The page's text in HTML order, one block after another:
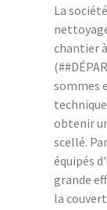
La
chantier
sommes
obtenir
scellé.
équipés
grande
la